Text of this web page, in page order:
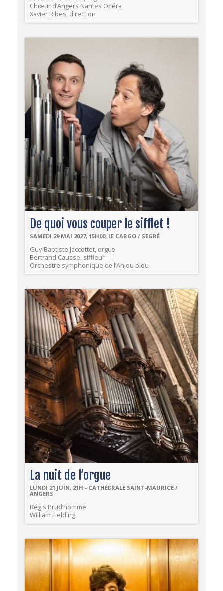
Chœur d’Angers Nantes Opéra
Xavier Ribes, direction
De quoi vous couper le sifflet !
SAMEDI 29 MAI 2027, 15H00, LE CARGO / SEGRÉ
Guy-Baptiste Jaccottet, orgue
Bertrand Causse, siffleur
Orchestre symphonique de l’Anjou bleu
La nuit de l’orgue
LUNDI 21 JUIN, 21H - CATHÉDRALE SAINT-MAURICE /
ANGERS
Régis Prud’homme
William Fielding